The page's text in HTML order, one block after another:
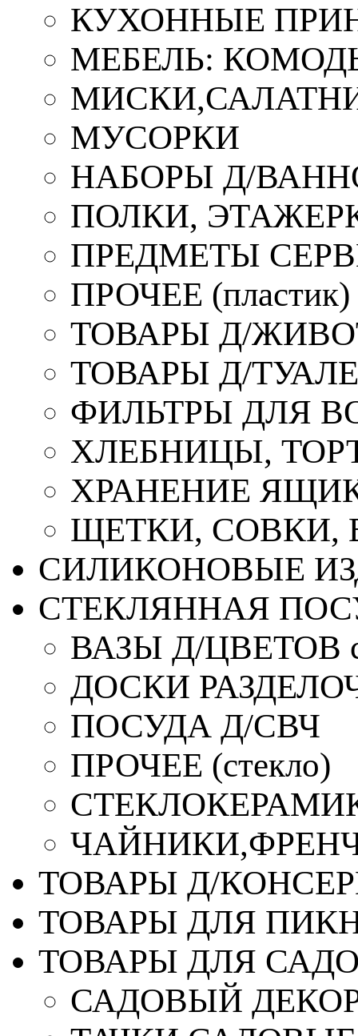
КУХОННЫЕ
МЕБЕЛЬ:
МУСОРКИ
НАБОРЫ Д/
ПОЛКИ,
ПРЕДМЕТЫ
ПРОЧЕЕ (пластик)
ТОВАРЫ Д/
ТОВАРЫ Д/
ФИЛЬТРЫ ДЛЯ
ХЛЕБНИЦЫ,
ХРАНЕНИЕ
ЩЕТКИ, СОВКИ,
СИЛИКОНОВЫЕ
СТЕКЛЯННАЯ
ВАЗЫ Д/ЦВЕТОВ
ДОСКИ
ПОСУДА Д/СВЧ
ПРОЧЕЕ (стекло)
ТОВАРЫ Д/
ТОВАРЫ ДЛЯ
ТОВАРЫ ДЛЯ
САДОВЫЙ